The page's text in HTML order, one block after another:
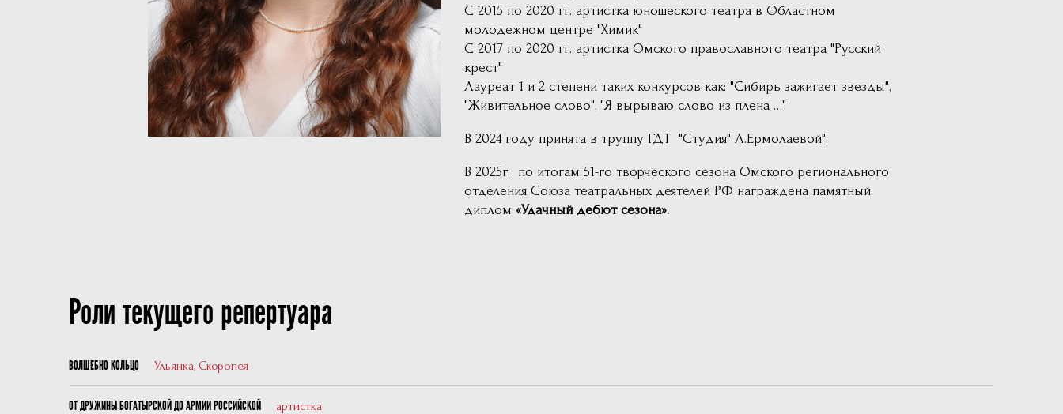
С 2015 по 2020 гг. артистка юношеского театра в Областном
молодежном центре "Химик"
С 2017 по 2020 гг. артистка Омского православного театра "Русский
крест"
Лауреат 1 и 2 степени таких конкурсов как: "Сибирь зажигает звезды",
"Живительное слово", "Я вырываю слово из плена …"
В 2024 году принята в труппу ГДТ "Студия" Л.Ермолаевой".
В 2025г. по итогам 51-го творческого сезона Омского регионального
отделения Союза театральных деятелей РФ награждена памятный
диплом «Удачный дебют сезона».
Роли текущего репертуара
ВОЛШЕБНО КОЛЬЦО Ульянка, Скоропея
ОТ ДРУЖИНЫ БОГАТЫРСКОЙ ДО АРМИИ РОССИЙСКОЙ артистка